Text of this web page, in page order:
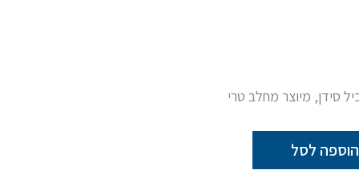
סידן, מיוצר מחלב טרי
הוספה לסל